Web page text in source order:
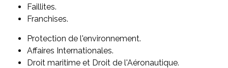
Faillites.
Franchises.
Protection de l'environnement.
Affaires Internationales.
Droit maritime et Droit de l'Aéronautique.